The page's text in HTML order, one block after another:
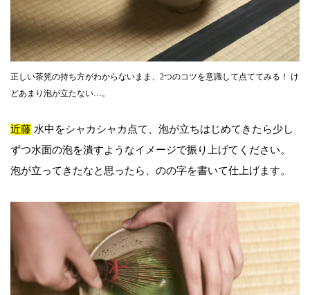
正しい茶筅の持ち方がわからないまま、2つのコツを意識して点ててみる！ け
どあまり泡が立たない…。
近藤 水中をシャカシャカ点て、泡が立ちはじめてきたら少し
ずつ水面の泡を潰すようなイメージで振り上げてください。
泡が立ってきたなと思ったら、のの字を書いて仕上げます。